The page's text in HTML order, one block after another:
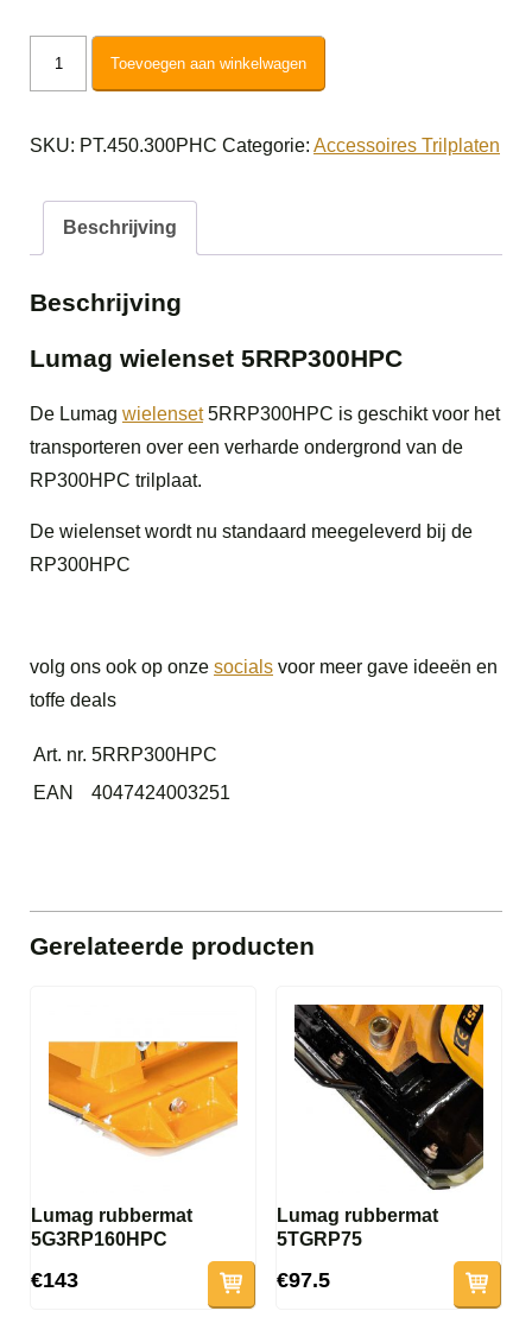
wielenset
aantal
Toevoegen aan winkelwagen
SKU: PT.450.300PHC Categorie: Accessoires Trilplaten
Beschrijving
Beschrijving
Lumag wielenset 5RRP300HPC
De Lumag wielenset5RRP300HPC is geschikt voor het
transporteren over een verharde ondergrond van de
RP300HPC trilplaat.
De wielenset wordt nu standaard meegeleverd bij de
RP300HPC
volg ons ook op onze socials voor meer gave ideeën en
toffe deals
Art. nr. 5RRP300HPC
EAN
4047424003251
Gerelateerde producten
Lumag rubbermat
5G3RP160HPC
€143
Lumag rubbermat
5TGRP75
€97.5